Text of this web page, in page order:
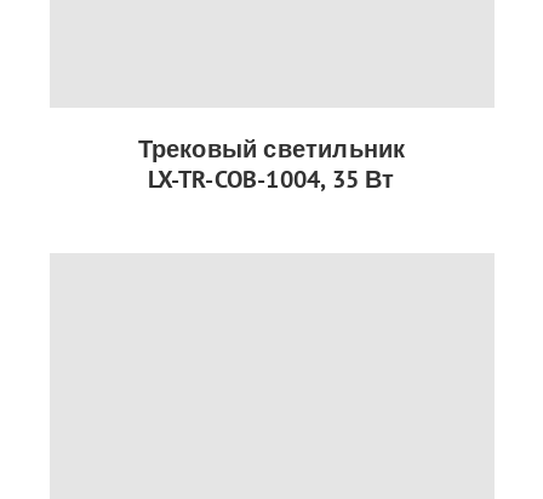
Трековый светильник
LX-TR-COB-1004, 35 Вт